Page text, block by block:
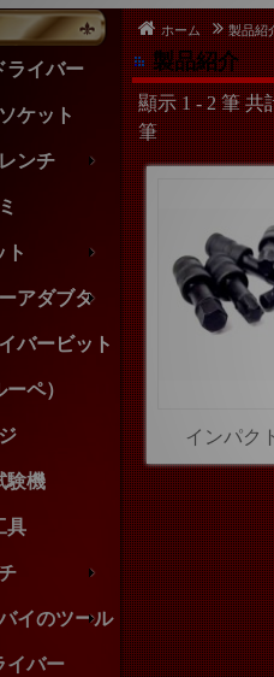
ライバー
ケット
ンチ
ト
アダブタ
バービット
ペ）
験機
具
イのツール
イバー
ホーム 製品紹
製品紹介
顯示 1 - 2 筆 共
筆
インパク